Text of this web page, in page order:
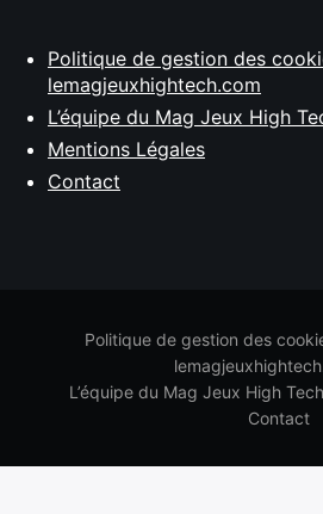
Politique de gestion des
lemagjeuxhightech.com
L’équipe du Mag Jeux High
Mentions Légales
Contact
Politique de gestion des
L’équipe du Mag Jeux High Tech
Contact